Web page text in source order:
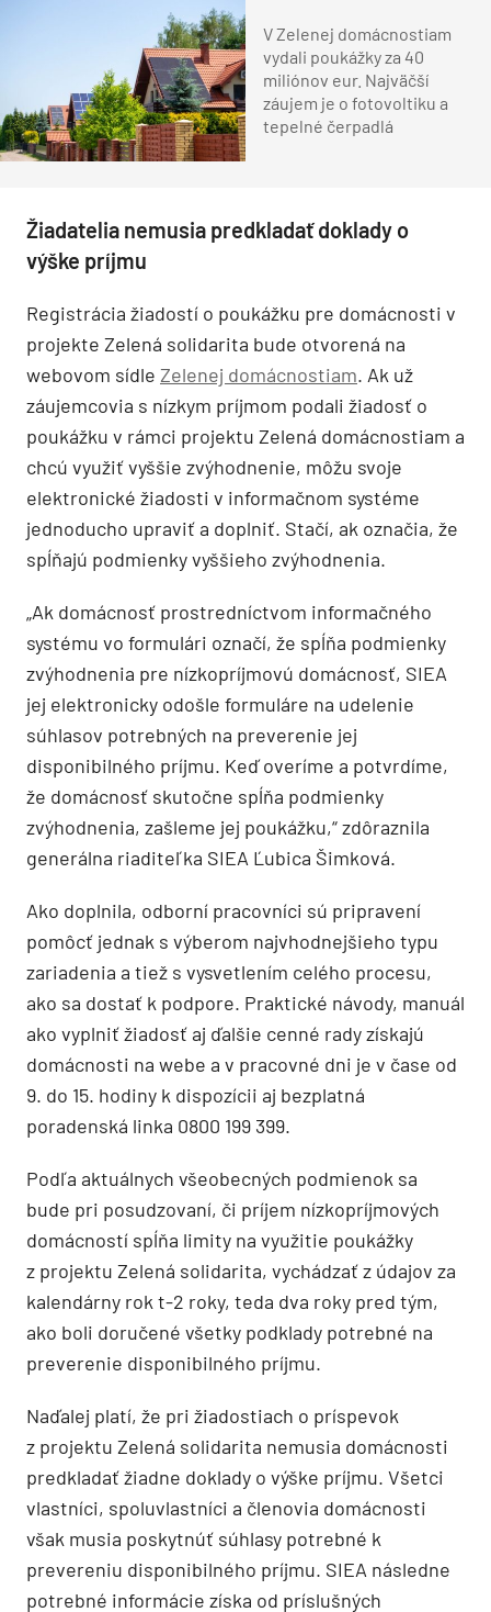
V Zelenej domácnostiam
vydali poukážky za 40
miliónov eur. Najväčší
záujem je o fotovoltiku a
tepelné čerpadlá
Žiadatelia nemusia predkladať doklady o
výške príjmu
Registrácia žiadostí o poukážku pre domácnosti v
projekte Zelená solidarita bude otvorená na
webovom sídle Zelenej domácnostiam. Ak už
záujemcovia s nízkym príjmom podali žiadosť o
poukážku v rámci projektu Zelená domácnostiam a
chcú využiť vyššie zvýhodnenie, môžu svoje
elektronické žiadosti v informačnom systéme
jednoducho upraviť a doplniť. Stačí, ak označia, že
spĺňajú podmienky vyššieho zvýhodnenia.
„Ak domácnosť prostredníctvom informačného
systému vo formulári označí, že spĺňa podmienky
zvýhodnenia pre nízkopríjmovú domácnosť, SIEA
jej elektronicky odošle formuláre na udelenie
súhlasov potrebných na preverenie jej
disponibilného príjmu. Keď overíme a potvrdíme,
že domácnosť skutočne spĺňa podmienky
zvýhodnenia, zašleme jej poukážku,“ zdôraznila
generálna riaditeľka SIEA Ľubica Šimková.
Ako doplnila, odborní pracovníci sú pripravení
pomôcť jednak s výberom najvhodnejšieho typu
zariadenia a tiež s vysvetlením celého procesu,
ako sa dostať k podpore. Praktické návody, manuál
ako vyplniť žiadosť aj ďalšie cenné rady získajú
domácnosti na webe a v pracovné dni je v čase od
9. do 15. hodiny k dispozícii aj bezplatná
poradenská linka 0800 199 399.
Podľa aktuálnych všeobecných podmienok sa
bude pri posudzovaní, či príjem nízkopríjmových
domácností spĺňa limity na využitie poukážky
z projektu Zelená solidarita, vychádzať z údajov za
kalendárny rok t-2 roky, teda dva roky pred tým,
ako boli doručené všetky podklady potrebné na
preverenie disponibilného príjmu.
Naďalej platí, že pri žiadostiach o príspevok
z projektu Zelená solidarita nemusia domácnosti
predkladať žiadne doklady o výške príjmu. Všetci
vlastníci, spoluvlastníci a členovia domácnosti
však musia poskytnúť súhlasy potrebné k
prevereniu disponibilného príjmu. SIEA následne
potrebné informácie získa od príslušných